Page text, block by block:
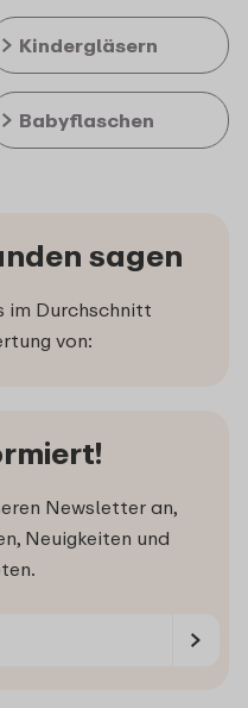
Kindergläsern
Babyflaschen
sagen
im Durchschnitt
von:
Newsletter an,
Neuigkeiten und